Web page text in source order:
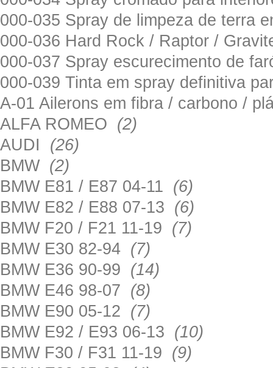
000-035 Spray de limpeza de terra
000-036 Hard Rock / Raptor /
000-037 Spray escurecimento de
000-039 Tinta em spray definitiva
A-01 Ailerons em fibra / carbono /
ALFA ROMEO (2)
AUDI (26)
BMW (2)
BMW E81 / E87 04-11 (6)
BMW E82 / E88 07-13 (6)
BMW F20 / F21 11-19 (7)
BMW E30 82-94 (7)
BMW E36 90-99 (14)
BMW E46 98-07 (8)
BMW E90 05-12 (7)
BMW E92 / E93 06-13 (10)
BMW F30 / F31 11-19 (9)